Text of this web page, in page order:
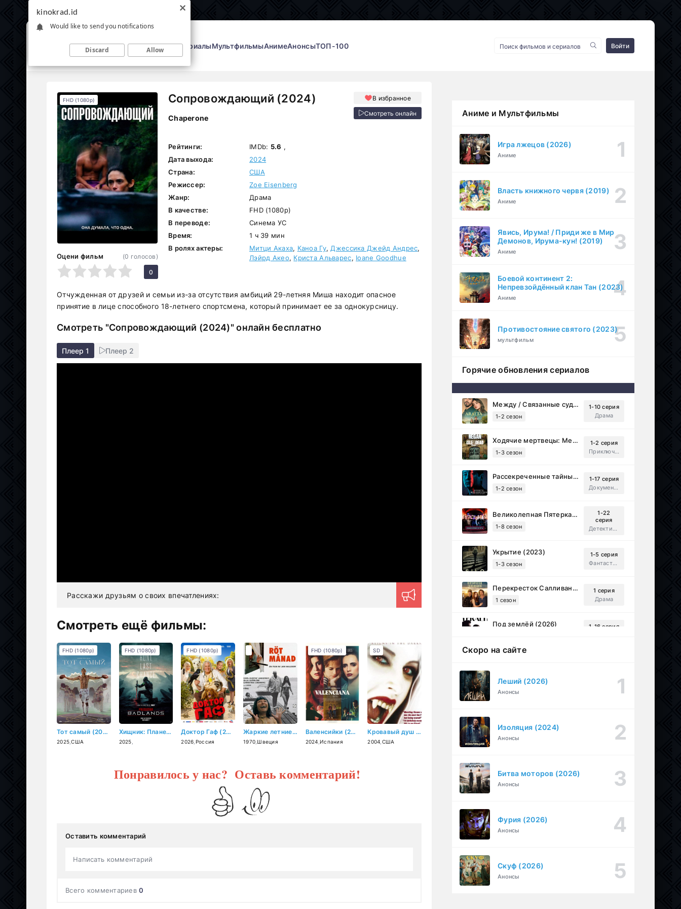
ФильмыСериалыМультфильмыАнимеАнонсыТОП-100 Войти
Сопровождающий (2024)
Chaperone
В избранное
Смотреть онлайн
FHD (1080p)
Оцени фильм
5
(0 голосов)
0
Рейтинги: IMDb: 5.6 ,
Дата выхода:
2024
Страна:
США
Режиссер:
Zoe Eisenberg
Жанр:
Драма
В качестве:
FHD (1080p)
В переводе:
Синема УС
Время:
1 ч 39 мин
В ролях актеры:
Митци Акаха, Каноа Гу, Джессика Джейд Андрес,
Лэйрд Акео, Криста Альварес, Ioane Goodhue
Отчужденная от друзей и семьи из-за отсутствия амбиций 29-летняя Миша находит опасное
принятие в лице способного 18-летнего спортсмена, который принимает ее за однокурсницу.
Смотреть "Сопровождающий (2024)" онлайн бесплатно
Плеер 1 Плеер 2
Расскажи друзьям о своих впечатлениях:
Смотреть ещё фильмы:
Тот самый (2025)
2025 ,США
FHD (1080p)
Хищник: Планета смерти (2025)
2025
FHD (1080p)
Доктор Гаф (2026)
2026 Россия
FHD (1080p)
Жаркие летние дни (1970)
1970 ,Швеция
Валенсийки (2024)
2024 ,Испания
FHD (1080p)
Кровавый душ (2004)
2004 США
SD
Понравилось у нас? Оставь комментарий!
Оставить комментарий
Написать комментарий
Всего комментариев0
Аниме и Мультфильмы
Игра лжецов (2026)
Аниме
Власть книжного червя (2019)
Аниме
Явись, Ирума! / Приди же в Мир
Демонов, Ирума-кун! (2019)
Аниме
Боевой континент 2:
Непревзойдённый клан Тан (2023)
Аниме
Противостояние святого (2023)
мультфильм
Горячие обновления сериалов
Между / Связанные судьбой (2025)
1-2 сезон
1-10 серия
Драма
Ходячие мертвецы: Мертвый город (2023)
1-3 сезон
1-2 серия
Приключения, Ужасы, Триллер
Рассекреченные тайны с Дэвидом Духовны (2025)
1-2 сезон
1-17 серия
Документальный, Исторический, Sci-Fi
Великолепная Пятерка (2019)
1-8 сезон
1-22
серия
Детектив, Русский
Укрытие (2023)
1-3 сезон
1-5 серия
Фантастика, Триллер, Драма
Перекресток Салливанов (2023)
1 сезон
1 серия
Драма
Под землёй (2026)
1-16 серия
БиМ (2021)
Скоро на сайте
Леший (2026)
Анонсы
Изоляция (2024)
Анонсы
Битва моторов (2026)
Анонсы
Фурия (2026)
Анонсы
Скуф (2026)
Анонсы
kinokrad.id
Would like to send you notifications
Discard Allow